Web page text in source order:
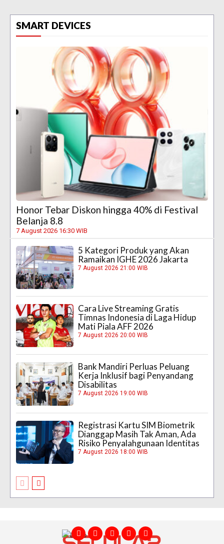
SMART DEVICES
Honor Tebar Diskon hingga 40% di Festival
Belanja 8.8
7 August 2026 16:30 WIB
5 Kategori Produk yang Akan
Ramaikan IGHE 2026 Jakarta
7 August 2026 21:00 WIB
Cara Live Streaming Gratis
Timnas Indonesia di Laga Hidup
Mati Piala AFF 2026
7 August 2026 20:00 WIB
Bank Mandiri Perluas Peluang
Kerja Inklusif bagi Penyandang
Disabilitas
7 August 2026 19:00 WIB
Registrasi Kartu SIM Biometrik
Dianggap Masih Tak Aman, Ada
Risiko Penyalahgunaan Identitas
7 August 2026 18:00 WIB